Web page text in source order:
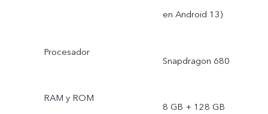
en Android 13)
Procesador
Snapdragon 680
RAM y ROM
8 GB + 128 GB